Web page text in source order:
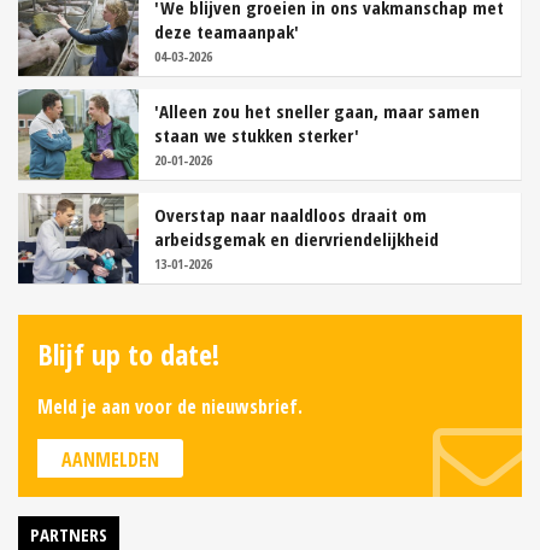
'We blijven groeien in ons vakmanschap met
deze teamaanpak'
04-03-2026
'Alleen zou het sneller gaan, maar samen
staan we stukken sterker'
20-01-2026
Overstap naar naaldloos draait om
arbeidsgemak en diervriendelijkheid
13-01-2026
Blijf up to date!
Meld je aan voor de nieuwsbrief.
AANMELDEN
PARTNERS